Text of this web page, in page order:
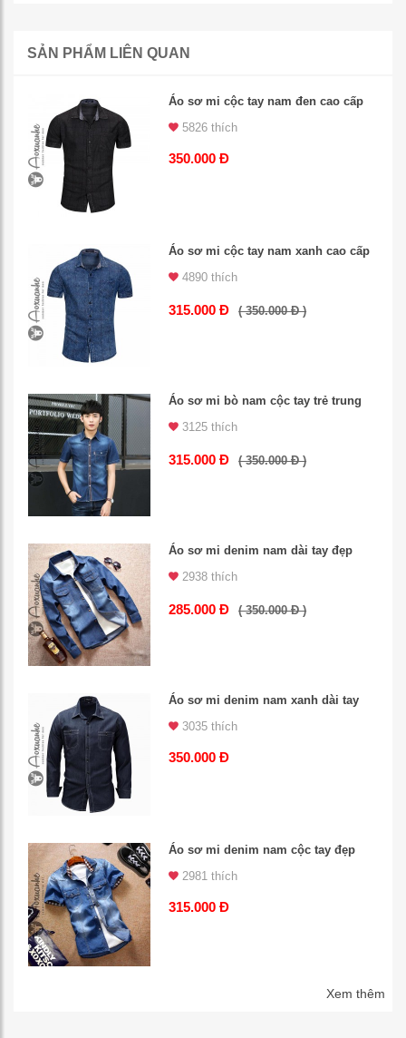
SẢN PHẨM LIÊN QUAN
Áo sơ mi cộc tay nam đen cao cấp
5826 thích
350.000 Đ
Áo sơ mi cộc tay nam xanh cao cấp
4890 thích
315.000 Đ ( 350.000 Đ )
Áo sơ mi bò nam cộc tay trẻ trung
3125 thích
315.000 Đ ( 350.000 Đ )
Áo sơ mi denim nam dài tay đẹp
2938 thích
285.000 Đ ( 350.000 Đ )
Áo sơ mi denim nam xanh dài tay
3035 thích
350.000 Đ
Áo sơ mi denim nam cộc tay đẹp
2981 thích
315.000 Đ
Xem thêm